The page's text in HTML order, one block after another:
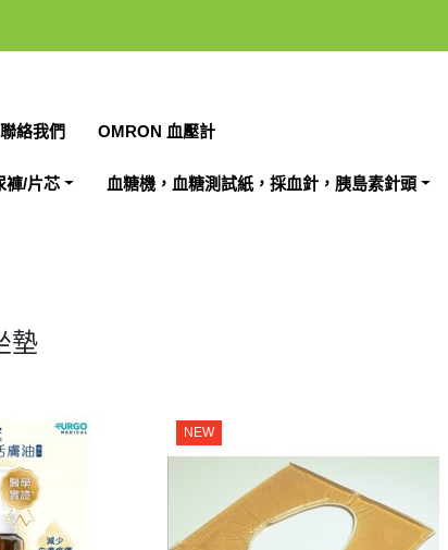
聯絡我們 OMRON 血壓計
褲/片芯 血糖機，血糖測試紙，採血針，胰島素針頭
墊
NEW